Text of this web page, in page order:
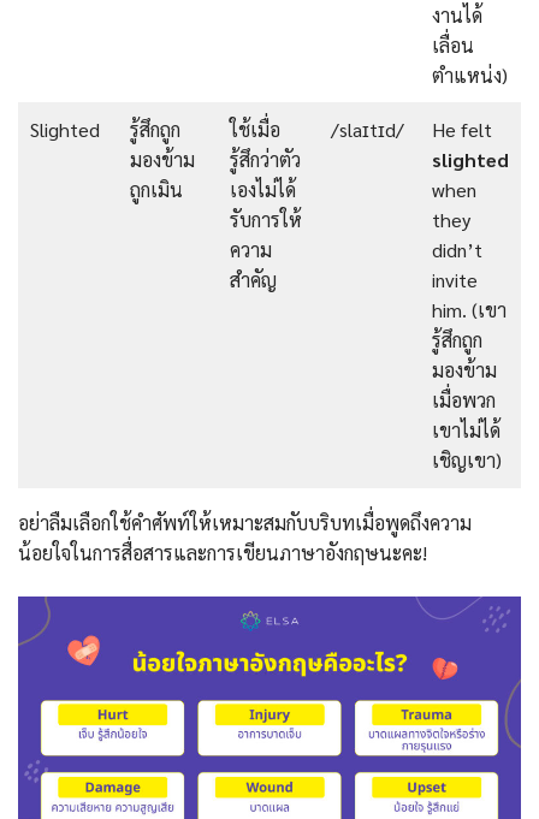
งานได้
เลื่อน
ตำแหน่ง)
Slighted
รู้สึกถูก
มองข้าม
ถูกเมิน
ใช้เมื่อ
รู้สึกว่าตัว
เองไม่ได้
รับการให้
ความ
สำคัญ
/slaɪtɪd/
He felt
slighted
when
they
didn’t
invite
him. (เขา
รู้สึกถูก
มองข้าม
เมื่อพวก
เขาไม่ได้
เชิญเขา)
อย่าลืมเลือกใช้คำศัพท์ให้เหมาะสมกับบริบทเมื่อพูดถึงความ
น้อยใจในการสื่อสารและการเขียนภาษาอังกฤษนะคะ!